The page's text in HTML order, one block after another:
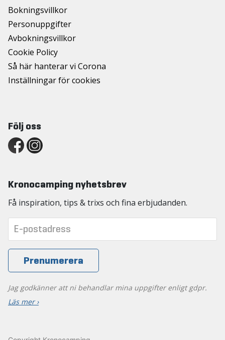
Bokningsvillkor
Personuppgifter
Avbokningsvillkor
Cookie Policy
Så här hanterar vi Corona
Inställningar för cookies
Följ oss
Kronocamping nyhetsbrev
Få inspiration, tips & trixs och fina erbjudanden.
Jag godkänner att ni behandlar mina uppgifter enligt gdpr.
Läs mer ›